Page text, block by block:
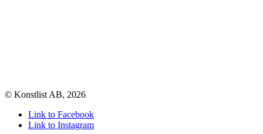
© Konstlist AB, 2026
Link to Facebook
Link to Instagram